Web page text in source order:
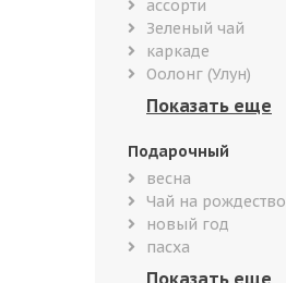
ассорти
Зеленый чай
каркаде
Оолонг (Улун)
Подарочный
весна
Чай на рождество
новый год
пасха